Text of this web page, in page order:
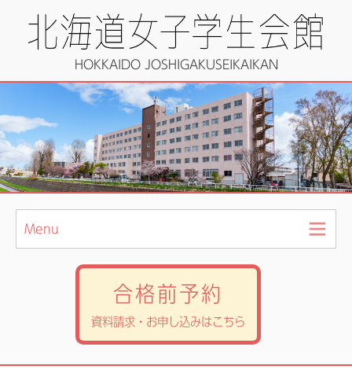
HOKKAIDO JOSHIGAKUSEIKAIKAN
Menu
合格前予約
資料請求・お申し込みはこちら